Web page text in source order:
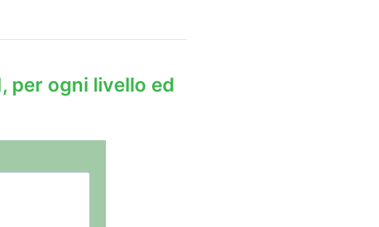
per ogni livello ed